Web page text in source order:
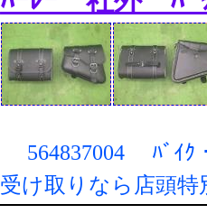
564837004 ﾊﾞｲｸ
受け取りなら店頭特